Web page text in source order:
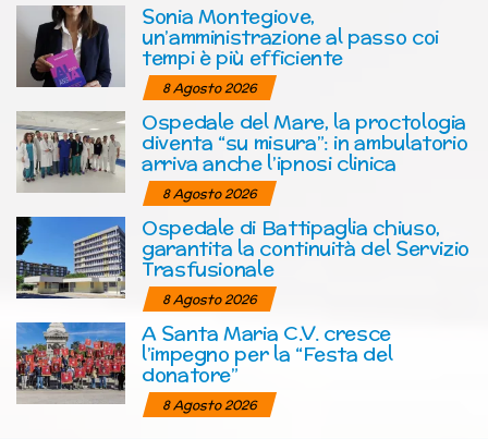
Sonia Montegiove,
un’amministrazione al passo coi
tempi è più efficiente
8 Agosto 2026
Ospedale del Mare, la proctologia
diventa “su misura”: in ambulatorio
arriva anche l’ipnosi clinica
8 Agosto 2026
Ospedale di Battipaglia chiuso,
garantita la continuità del Servizio
Trasfusionale
8 Agosto 2026
A Santa Maria C.V. cresce
l’impegno per la “Festa del
donatore”
8 Agosto 2026